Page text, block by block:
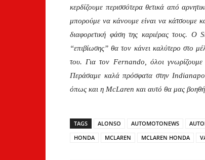
κερδίζουμε περισσότερα θετικά από
μπορούμε να κάνουμε είναι να κάτσουμε
διαφορετική φάση της καριέρας τους. Ο
“επιβίωσης” θα τον κάνει καλύτερο στο
του. Για τον Fernando, όλοι γνωρίζουμε
Περάσαμε καλά πρόσφατα στην
όπως και η McLaren και αυτό θα μας
TAGS ALONSO AUTOMOTONEWS
HONDA
MCLAREN MCLAREN HONDA